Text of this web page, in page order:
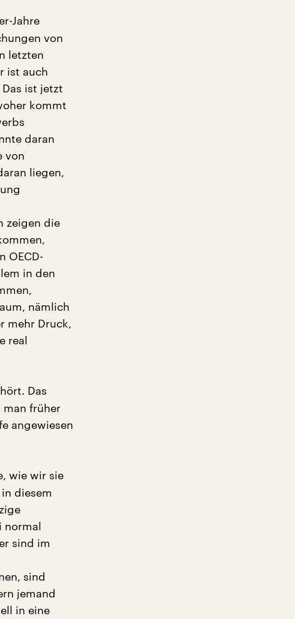
Jahre
von
letzten
ist auch
ist jetzt
kommt
daran
von
liegen,
zeigen die
OECD-
in den
nämlich
mehr Druck,
real
Das
früher
angewiesen
wie wir sie
diesem
normal
sind im
sind
jemand
in eine